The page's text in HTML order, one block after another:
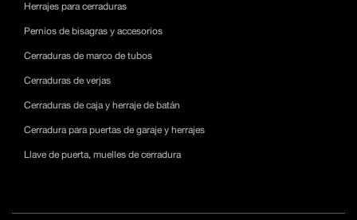
Herrajes para cerraduras
Pernios de bisagras y accesorios
Cerraduras de marco de tubos
Cerraduras de verjas
Cerraduras de caja y herraje de batán
Cerradura para puertas de garaje y herrajes
Llave de puerta, muelles de cerradura